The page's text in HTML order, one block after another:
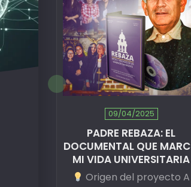
09/04/2025
PADRE REBAZA: EL
DOCUMENTAL QUE
MI VIDA UNIVERSITARIA
Origen del proyecto A